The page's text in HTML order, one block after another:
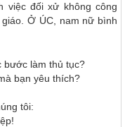
việc đối xử không công
Ở ÚC, nam nữ bình
bước làm thủ tục?
bạn yêu thích?
tôi: